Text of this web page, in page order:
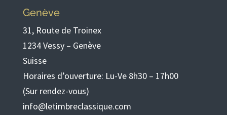
Genève
31, Route de Troinex
1234 Vessy – Genève
Suisse
Horaires d’ouverture: Lu-Ve 8h30 – 17h00
(Sur rendez-vous)
info@letimbreclassique.com